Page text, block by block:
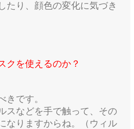
たり、顔色の変化に気づき
クを使えるのか？
きです。
スなどを手で触って、その
なりますからね。（ウィル